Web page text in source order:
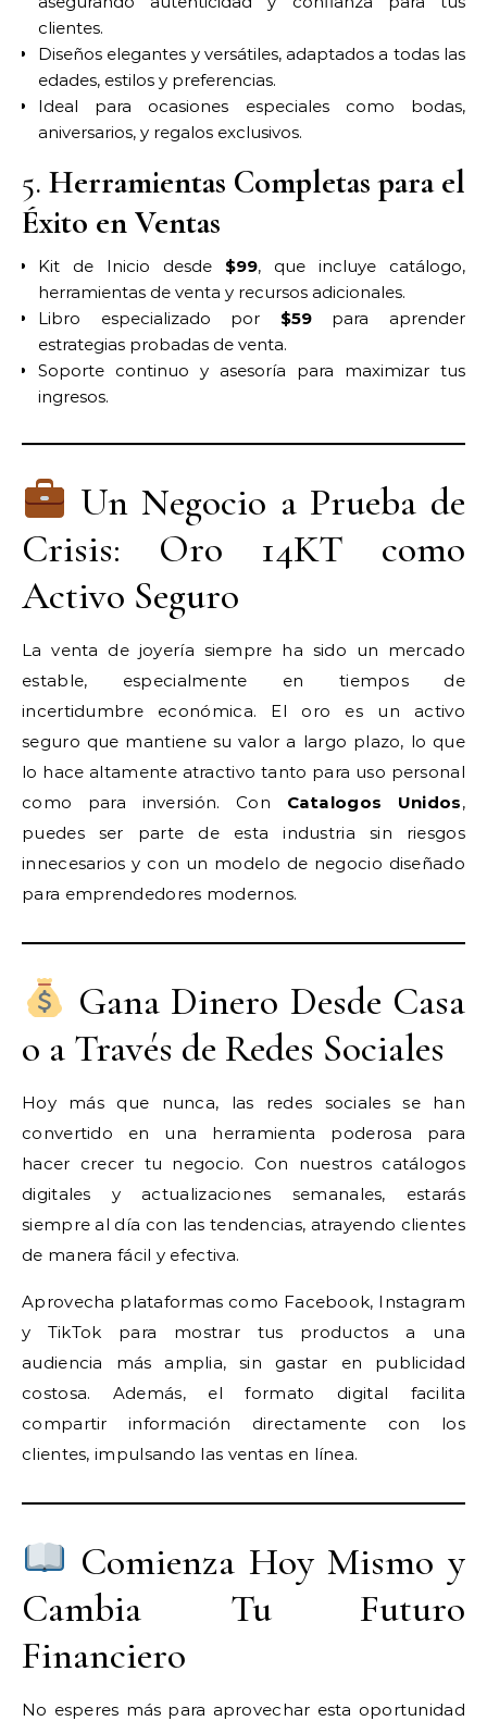
clientes.
Diseños elegantes y versátiles, adaptados a todas las
edades, estilos y preferencias.
Ideal para ocasiones especiales como bodas,
aniversarios, y regalos exclusivos.
5. Herramientas Completas para el
Éxito en Ventas
Kit de Inicio desde $99, que incluye catálogo,
herramientas de venta y recursos adicionales.
Libro especializado por $59para aprender
estrategias probadas de venta.
Soporte continuo y asesoría para maximizar tus
ingresos.
Un Negocio a Prueba de
Crisis: Oro 14KT como
Activo Seguro
La venta de joyería siempre ha sido un mercado
estable, especialmente en tiempos de
incertidumbre económica. El oro es un activo
seguro que mantiene su valor a largo plazo, lo que
lo hace altamente atractivo tanto para uso personal
como para inversión. Con Catalogos Unidos,
puedes ser parte de esta industria sin riesgos
innecesarios y con un modelo de negocio diseñado
para emprendedores modernos.
Gana Dinero Desde Casa
o a Través de Redes Sociales
Hoy más que nunca, las redes sociales se han
convertido en una herramienta poderosa para
hacer crecer tu negocio. Con nuestros catálogos
digitales y actualizaciones semanales, estarás
siempre al día con las tendencias, atrayendo clientes
de manera fácil y efectiva.
Aprovecha plataformas como Facebook, Instagram
y TikTok para mostrar tus productos a una
audiencia más amplia, sin gastar en publicidad
costosa. Además, el formato digital facilita
compartir información directamente con los
clientes, impulsando las ventas en línea.
Comienza Hoy Mismo y
Cambia Tu Futuro
Financiero
No esperes más para aprovechar esta oportunidad